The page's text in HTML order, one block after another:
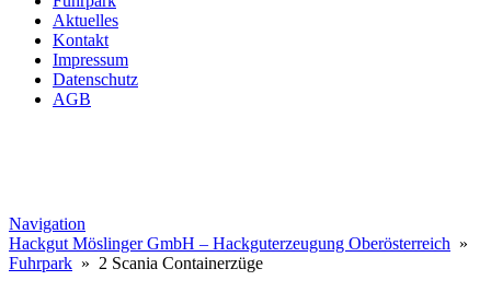
Aktuelles
Kontakt
Impressum
Datenschutz
AGB
Navigation
Hackgut Möslinger GmbH – Hackguterzeugung Oberösterreich »
Fuhrpark » 2 Scania Containerzüge